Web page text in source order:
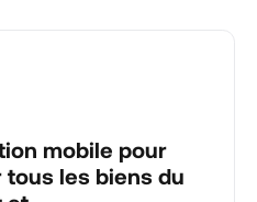
mobile pour
les biens du